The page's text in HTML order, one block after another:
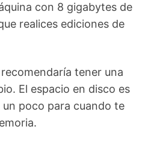
con 8 gigabytes de
realices ediciones de
tener una
El espacio en disco es
poco para cuando te